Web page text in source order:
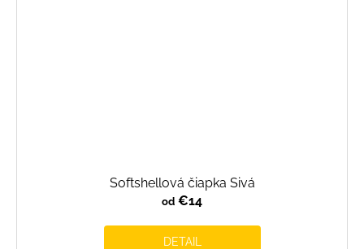
Softshellová čiapka Sivá
od €14
DETAIL